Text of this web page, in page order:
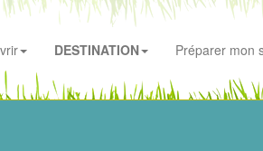
DESTINATION Préparer mon